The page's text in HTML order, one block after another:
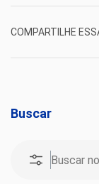
COMPARTILHE
Buscar